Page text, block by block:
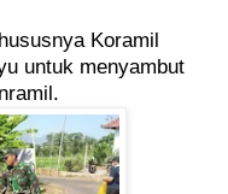
Koramil
untuk menyambut